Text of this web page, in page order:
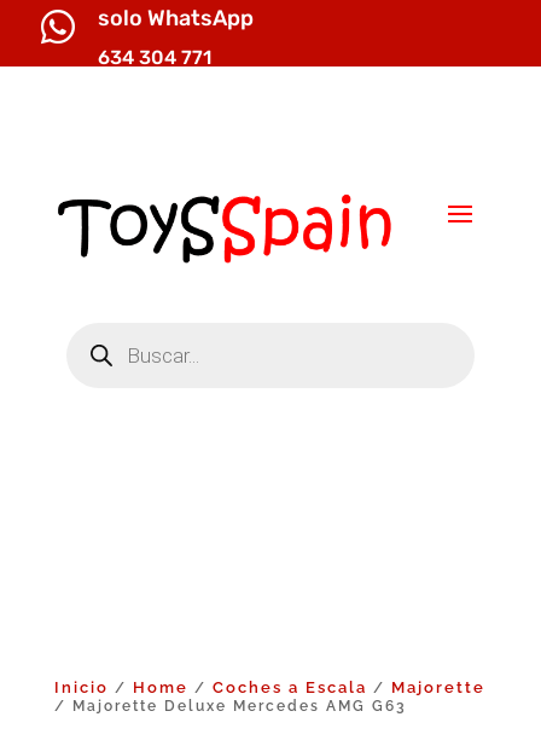
 solo WhatsApp
634 304 771
productos
Inicio / Home / Coches a Escala / Majorette
/ Majorette Deluxe Mercedes AMG G63